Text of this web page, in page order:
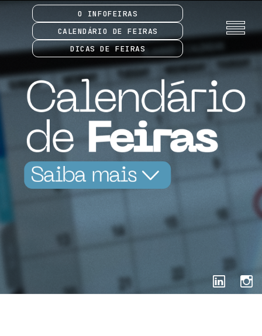
O INFOFEIRAS
CALENDÁRIO DE FEIRAS
DICAS DE FEIRAS